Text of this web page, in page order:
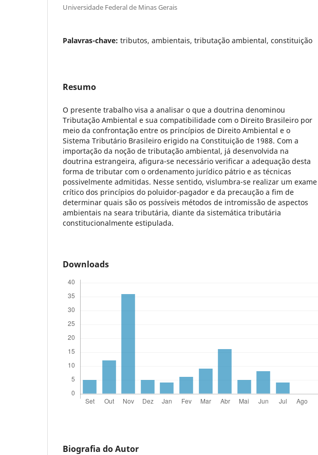
Universidade Federal de Minas Gerais
Palavras-chave: tributos, ambientais, tributação ambiental, constituição
Resumo
O presente trabalho visa a analisar o que a doutrina denominou
Tributação Ambiental e sua compatibilidade com o Direito Brasileiro por
meio da confrontação entre os princípios de Direito Ambiental e o
Sistema Tributário Brasileiro erigido na Constituição de 1988. Com a
importação da noção de tributação ambiental, já desenvolvida na
doutrina estrangeira, afigura-se necessário verificar a adequação desta
forma de tributar com o ordenamento jurídico pátrio e as técnicas
possivelmente admitidas. Nesse sentido, vislumbra-se realizar um exame
crítico dos princípios do poluidor-pagador e da precaução a fim de
determinar quais são os possíveis métodos de intromissão de aspectos
ambientais na seara tributária, diante da sistemática tributária
constitucionalmente estipulada.
Downloads
Biografia do Autor